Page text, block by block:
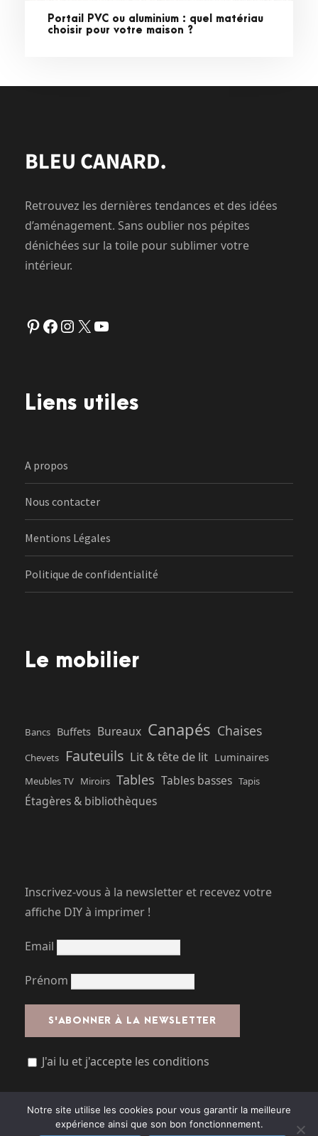
Portail PVC ou aluminium : quel matériau
choisir pour votre maison ?
Retrouvez les dernières tendances et des idées
d’aménagement. Sans oublier nos pépites
dénichées sur la toile pour sublimer votre
intérieur.
Pinterest Facebook Instagram X YouTube
Liens utiles
A propos
Nous contacter
Mentions Légales
Politique de confidentialité
Le mobilier
Bancs Buffets Bureaux Canapés Chaises
Chevets Fauteuils Lit & tête de lit Luminaires
Meubles TV Miroirs Tables Tables basses Tapis
Étagères & bibliothèques
Inscrivez-vous à la newsletter et recevez votre
affiche DIY à imprimer !
Email
Prénom
J'ai lu et j'accepte les conditions
Notre site utilise les cookies pour vous garantir la meilleure
expérience ainsi que son bon fonctionnement.